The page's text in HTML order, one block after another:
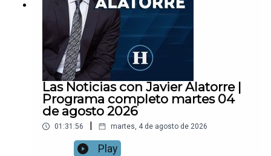
Las Noticias con Javier Alatorre |
Programa completo martes 04
de agosto 2026
01:31:56 martes, 4 de agosto de 2026
Play